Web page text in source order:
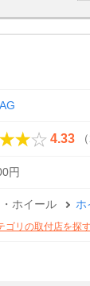
4.33
円
ホイール ホ
ゴリの取付店を探